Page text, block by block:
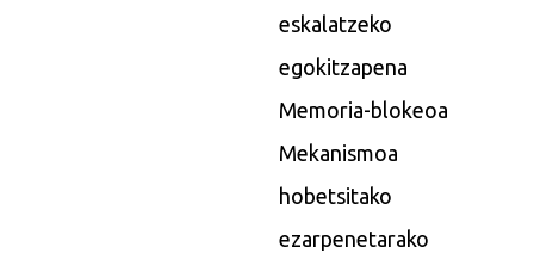
eskalatzeko
egokitzapena
Memoria-blokeoa
Mekanismoa
hobetsitako
ezarpenetarako